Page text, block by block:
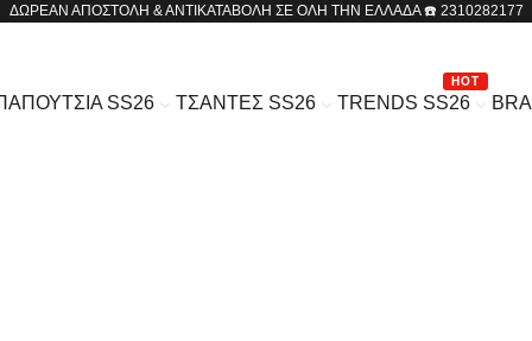
ΔΩΡΕΑΝ ΑΠΟΣΤΟΛΗ & ΑΝΤΙΚΑΤΑΒΟΛΗ ΣΕ ΟΛΗ ΤΗΝ ΕΛΛΑΔΑ ☎️ 2310282177
SS26 ΤΣΑΝΤΕΣ SS26 TRENDS SS26
HOT